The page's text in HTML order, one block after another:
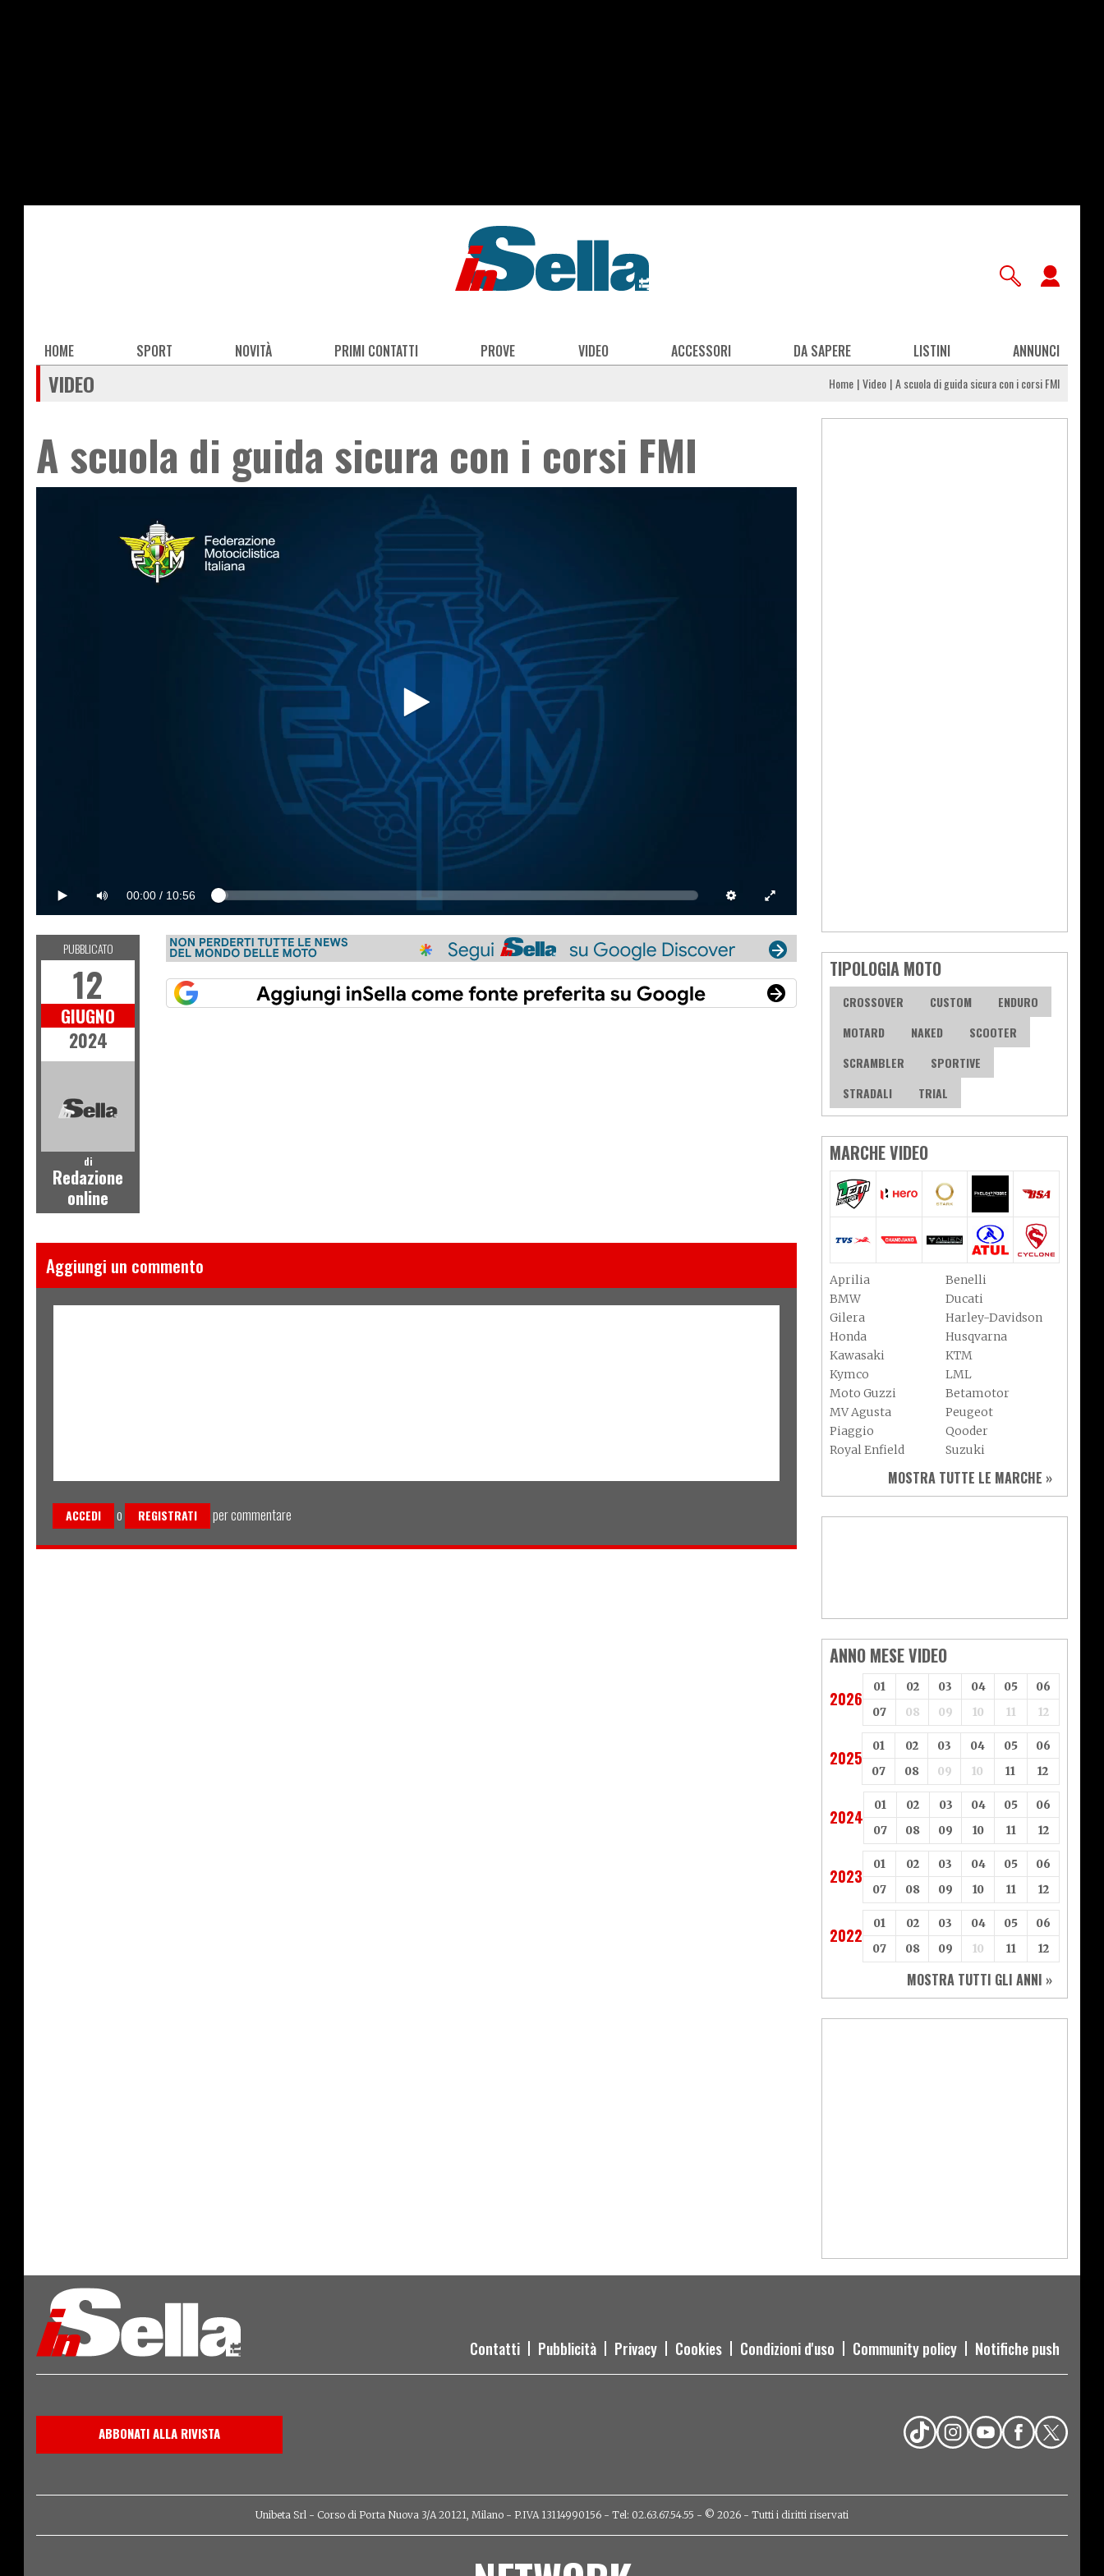
Main
navigation
HOME SPORT NOVITÀ PRIMI CONTATTI PROVE VIDEO ACCESSORI DA SAPERE LISTINI ANNUNCI
VIDEO Home Video A scuola di guida sicura con i corsi FMI
A scuola di guida sicura con i corsi FMI
00:00 / 10:56
PUBBLICATO
12
GIUGNO
2024
di
Redazione
online
Aggiungi un commento
ACCEDI o REGISTRATI per commentare
TIPOLOGIA MOTO
CROSSOVER CUSTOM
ENDURO
MOTARD
NAKED
SCOOTER
SCRAMBLER
SPORTIVE
STRADALI
TRIAL
MARCHE VIDEO
Aprilia
Benelli
BMW
Ducati
Gilera
Harley-Davidson
Honda
Husqvarna
Kawasaki
KTM
Kymco
LML
Moto Guzzi
Betamotor
MV Agusta
Peugeot
Piaggio
Qooder
Royal Enfield
Suzuki
Triumph
Yamaha
MOSTRA TUTTE LE MARCHE »
ANNO MESE VIDEO
2026
01 02 03 04 05
06
07
08 09 10 11 12
2025
01 02 03 04 05
06
07
08 09 10 11 12
2024
01 02 03 04 05
06
07
08 09 10 11 12
2023
01 02 03 04 05
06
07
08 09 10 11 12
2022
01 02 03 04 05
06
07
08 09 10 11 12
MOSTRA TUTTI GLI ANNI »
Contatti Pubblicità Privacy Cookies Condizioni d'uso Community policy Notifiche push
ABBONATI ALLA RIVISTA
Unibeta Srl - Corso di Porta Nuova 3/A 20121, Milano - P.IVA 13114990156 - Tel: 02.63.67.54.55 - © 2026 - Tutti i diritti riservati